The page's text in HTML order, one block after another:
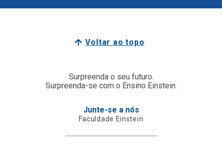
Voltar ao topo
Surpreenda o seu futuro.
Surpreenda-se com o Ensino Einstein.
Junte-se a nós
Faculdade Einstein